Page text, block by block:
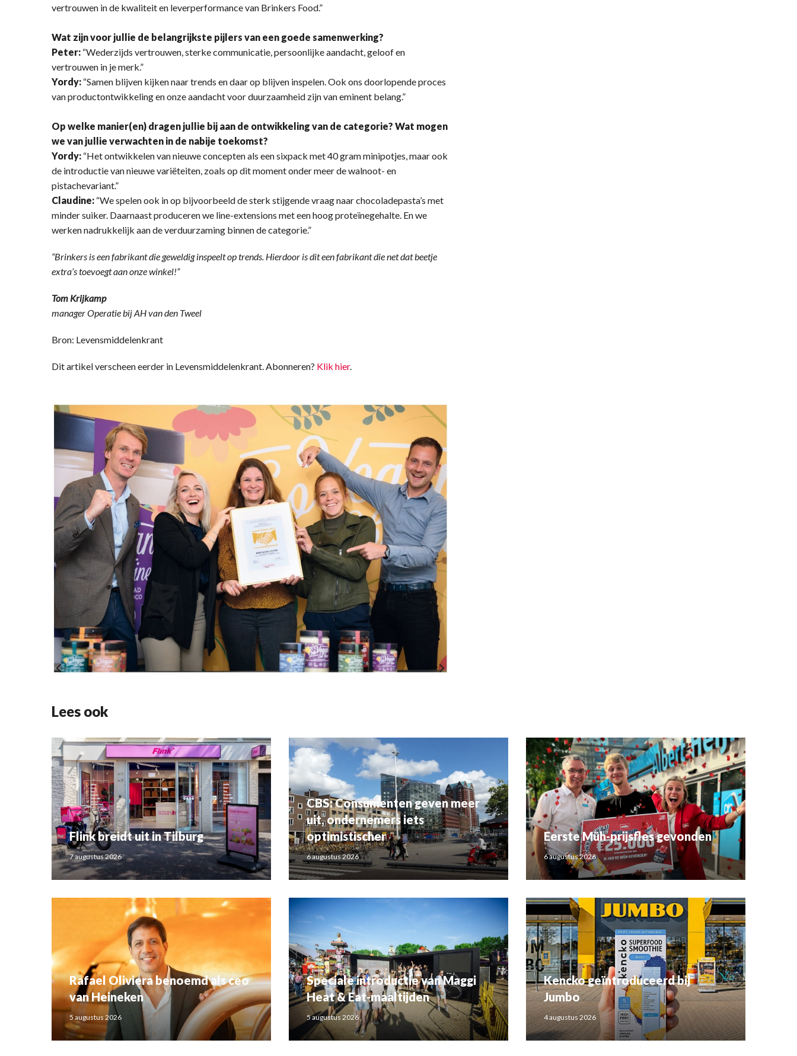
vertrouwen in de kwaliteit en leverperformance van Brinkers Food.”
Wat zijn voor jullie de belangrijkste pijlers van een goede samenwerking?
Peter: “Wederzijds vertrouwen, sterke communicatie, persoonlijke aandacht, geloof en
vertrouwen in je merk.”
Yordy: “Samen blijven kijken naar trends en daar op blijven inspelen. Ook ons doorlopende proces
van productontwikkeling en onze aandacht voor duurzaamheid zijn van eminent belang.”
Op welke manier(en) dragen jullie bij aan de ontwikkeling van de categorie? Wat mogen
we van jullie verwachten in de nabije toekomst?
Yordy: “Het ontwikkelen van nieuwe concepten als een sixpack met 40 gram minipotjes, maar ook
de introductie van nieuwe variëteiten, zoals op dit moment onder meer de walnoot- en
pistachevariant.”
Claudine: “We spelen ook in op bijvoorbeeld de sterk stijgende vraag naar chocoladepasta’s met
minder suiker. Daarnaast produceren we line-extensions met een hoog proteïnegehalte. En we
werken nadrukkelijk aan de verduurzaming binnen de categorie.”
“Brinkers is een fabrikant die geweldig inspeelt op trends. Hierdoor is dit een fabrikant die net dat beetje
extra’s toevoegt aan onze winkel!”
Tom Krijkamp
manager Operatie bij AH van den Tweel
Bron: Levensmiddelenkrant
Dit artikel verscheen eerder in Levensmiddelenkrant. Abonneren? Klik hier.
Lees ook
Flink breidt uit in Tilburg
7 augustus 2026
CBS: Consumenten geven meer
uit, ondernemers iets
optimistischer
6 augustus 2026
Eerste Müh-prijsfles gevonden
6 augustus 2026
Rafael Oliviera benoemd als ceo
van Heineken
5 augustus 2026
Speciale introductie van Maggi
Heat & Eat-maaltijden
5 augustus 2026
Kencko geïntroduceerd bij
Jumbo
4 augustus 2026